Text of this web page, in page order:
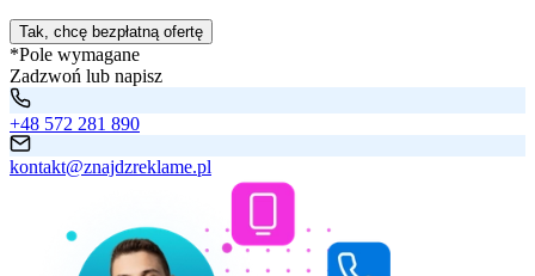
Tak, chcę bezpłatną ofertę
*Pole wymagane
Zadzwoń lub napisz
+48 572 281 890
kontakt@znajdzreklame.pl